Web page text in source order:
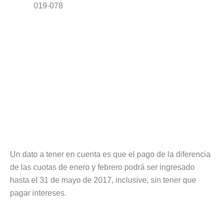
019-078
Un dato a tener en cuenta es que el pago de la diferencia
de las cuotas de enero y febrero podrá ser ingresado
hasta el 31 de mayo de 2017, inclusive, sin tener que
pagar intereses.